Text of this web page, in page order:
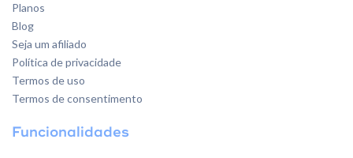
Planos
Blog
Seja um afiliado
Política de privacidade
Termos de uso
Termos de consentimento
Funcionalidades